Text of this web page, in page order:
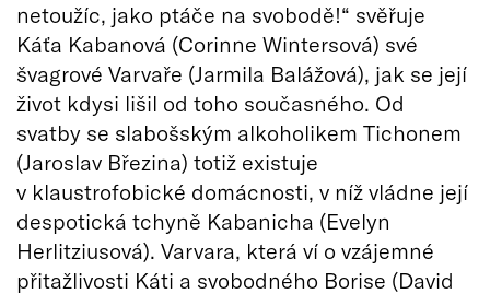
netoužíc, jako ptáče na svobodě!“ svěřuje
Káťa Kabanová (Corinne Wintersová) své
švagrové Varvaře (Jarmila Balážová), jak se její
život kdysi lišil od toho současného. Od
svatby se slabošským alkoholikem Tichonem
(Jaroslav Březina) totiž existuje
v klaustrofobické domácnosti, v níž vládne její
despotická tchyně Kabanicha (Evelyn
Herlitziusová). Varvara, která ví o vzájemné
přitažlivosti Káti a svobodného Borise (David